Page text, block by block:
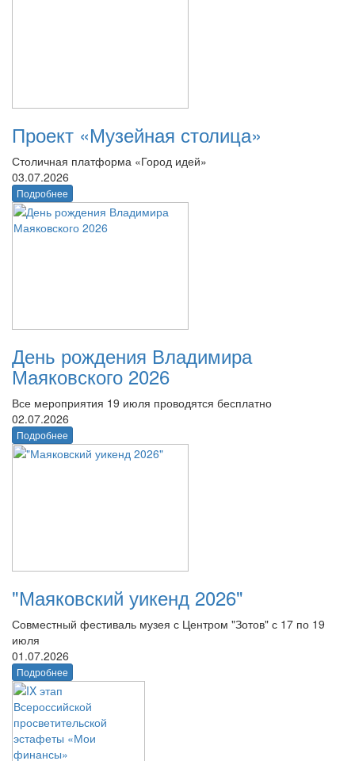
Проект «Музейная столица»
Столичная платформа «Город идей»
03.07.2026
Подробнее
День рождения Владимира
Маяковского 2026
Все мероприятия 19 июля проводятся бесплатно
02.07.2026
Подробнее
"Маяковский уикенд 2026"
Совместный фестиваль музея с Центром "Зотов" с 17 по 19
июля
01.07.2026
Подробнее